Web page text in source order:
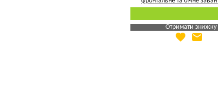
Отримати знижку
Яка Ваша ціна
favorite email